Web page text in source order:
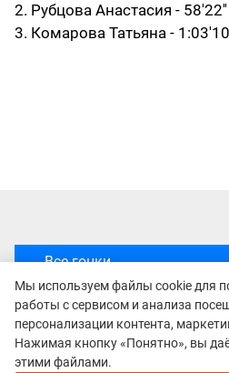
2. Рубцова Анастасия - 58'22''
3. Комарова Татьяна -
Все гонки
Amangeldy Race
Рекомендуем
Мы используем файлы cookie для
работы с сервисом и анализа
персонализации контента,
Нажимая кнопку «Понятно», вы
этими файлами.